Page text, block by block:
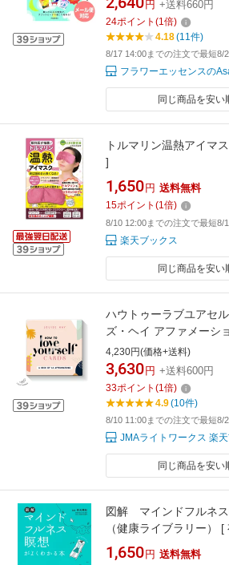
円 +送料660円
24ポイント (1倍)
4.18(11件)
8/17 14:00までの注文で最短8/
フラワーエッセンスの
同じ商品を安い
トルマリン温熱アイマ
]
1,650 円 送料無料
15ポイント (1倍)
8/10 12:00までの注文で最短8/
楽天ブックス
同じ商品を安い
ハウトゥーラブユアセ
ズ・ヘイ アファメーシ
カード ヒーリング セル
4,230円(価格+送料)
3,630 円 +送料600円
33ポイント (1倍)
4.9(10件)
8/10 11:00までの注文で最短8/
JMAライトワークス 楽
同じ商品を安い
図解 マインドフルネ
（健康ライブラリー）
1,650 円 送料無料